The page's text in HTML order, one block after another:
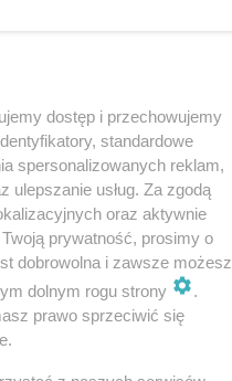
dostęp i przechowujemy
standardowe
spersonalizowanych reklam,
ulepszanie usług. Za zgodą
oraz aktywnie
prywatność, prosimy o
dobrowolna i zawsze możesz
dolnym rogu strony
.
prawo sprzeciwić się